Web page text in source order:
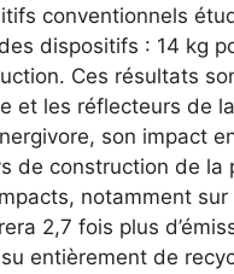
conventionnels
dispositifs : 14 kg
Ces résultats
et les réflecteurs de
son impact
de construction de
notamment sur
2,7 fois plus
entièrement de